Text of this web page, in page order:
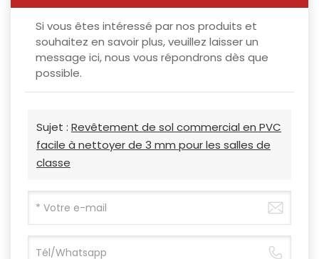
Si vous êtes intéressé par nos produits et
souhaitez en savoir plus, veuillez laisser un
message ici, nous vous répondrons dès que
possible.
Sujet : Revêtement de sol commercial en PVC
facile à nettoyer de 3 mm pour les salles de
classe